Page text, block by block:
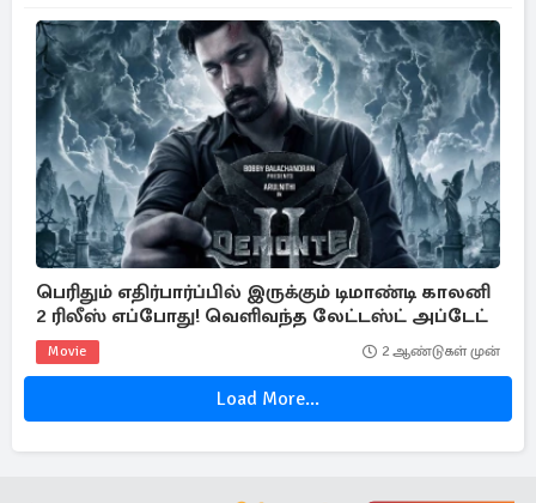
பெரிதும் எதிர்பார்ப்பில் இருக்கும் டிமாண்டி காலனி
2 ரிலீஸ் எப்போது! வெளிவந்த லேட்டஸ்ட் அப்டேட்
Movie 2 ஆண்டுகள் முன்
Load More...